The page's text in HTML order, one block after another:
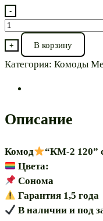
-
Количество
товара
Комод⭐”КМ-2
120″
+ В корзину
Категория: Комоды
Описание
Комод
“КМ-2 120”
Цвета:
Сонома
Гарантия 1,5 года
В наличии и под